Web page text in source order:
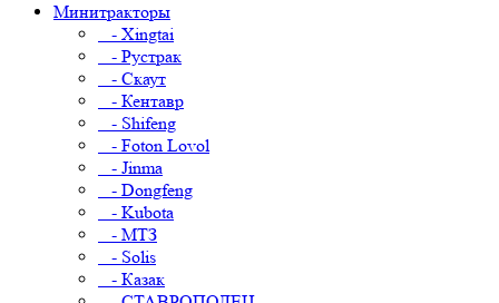
Минитракторы
- Xingtai
- Рустрак
- Скаут
- Кентавр
- Shifeng
- Foton Lovol
- Jinma
- Dongfeng
- Kubota
- МТЗ
- Solis
- Казак